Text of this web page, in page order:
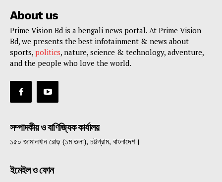
About us
Prime Vision Bd is a bengali news portal. At Prime Vision
Bd, we presents the best infotainment & news about
sports, politics, nature, science & technology, adventure,
and the people who love the world.
সম্পাদকীয় ও বাণিজ্যিক কার্যালয়
১৫০ জামালখান রোড় (১ম তলা), চট্টগ্রাম, বাংলাদেশ।
ইমেইল ও ফোন